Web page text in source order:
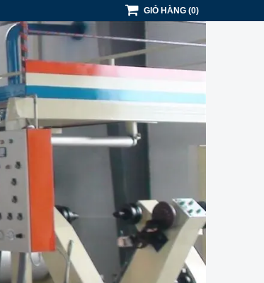
GIỎ HÀNG (0)